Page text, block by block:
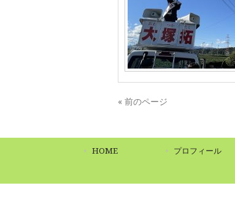
« 前のページ
HOME プロフィール